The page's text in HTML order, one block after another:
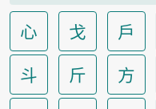
心 戈 戶
斗
斤 方